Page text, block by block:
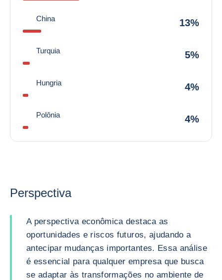
China 13%
Turquia 5%
Hungria 4%
Polônia 4%
Perspectiva
A perspectiva econômica destaca as
oportunidades e riscos futuros, ajudando a
antecipar mudanças importantes. Essa análise
é essencial para qualquer empresa que busca
se adaptar às transformações no ambiente de